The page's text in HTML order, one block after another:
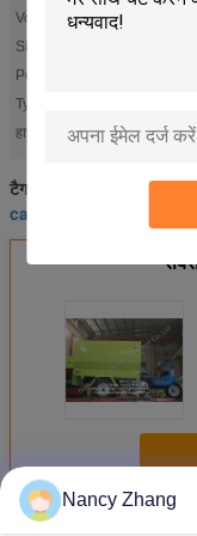
Volume:
1.5T
Size:
Power:
Type:
हाई लाइट:
vertical
टैग: cattle drinking
cattle water drinking
सबसे
अधिक गाय फार्म उपकरण
Nancy Zhang